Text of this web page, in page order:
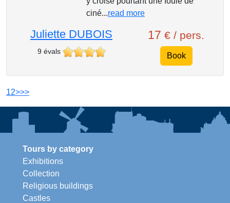
ciné...read more
Juliette DUBOIS
9 évals
17 € / pers.
Book
12>>>
Tours by category
Exhibitions
Collection
Religious buildings
Castles